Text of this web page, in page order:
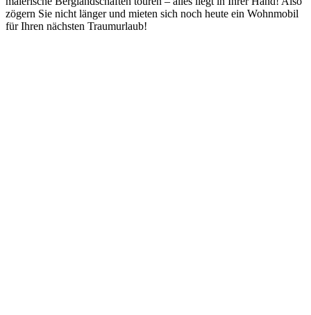
zögern Sie nicht länger und mieten sich noch heute ein Wohnmobil
für Ihren nächsten Traumurlaub!